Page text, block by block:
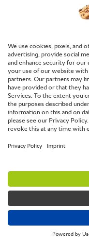
Karşılığını
kendini hızla
ekipmanlarla
Uzmanlarımıza